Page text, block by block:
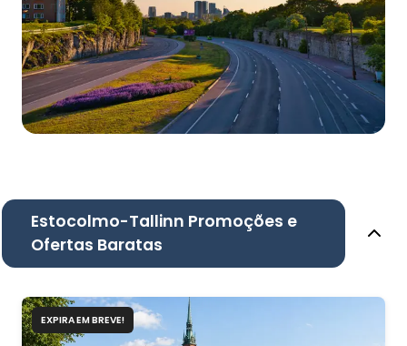
Estocolmo-Tallinn Promoções e
Ofertas Baratas
EXPIRA EM BREVE!